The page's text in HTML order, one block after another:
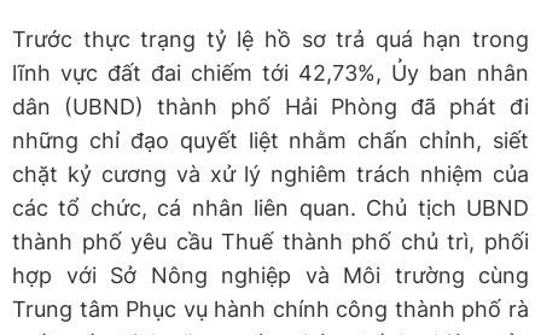
Trước thực trạng tỷ lệ hồ sơ trả quá hạn trong
lĩnh vực đất đai chiếm tới 42,73%, Ủy ban nhân
dân (UBND) thành phố Hải Phòng đã phát đi
những chỉ đạo quyết liệt nhằm chấn chỉnh, siết
chặt kỷ cương và xử lý nghiêm trách nhiệm của
các tổ chức, cá nhân liên quan. Chủ tịch UBND
thành phố yêu cầu Thuế thành phố chủ trì, phối
hợp với Sở Nông nghiệp và Môi trường cùng
Trung tâm Phục vụ hành chính công thành phố rà